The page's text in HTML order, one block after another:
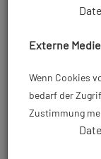
21,00
Herstellerpreis:
Externe
Wenn Cookies
bedarf der
Zustimmung